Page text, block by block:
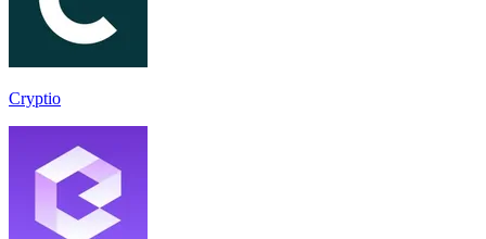
Cryptio